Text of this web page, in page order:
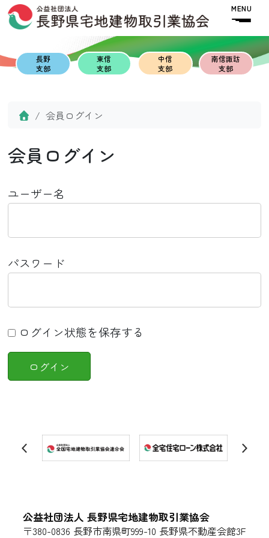
Skip to content
Skip to footer
長野
支部
東信
支部
中信
支部
南信諏訪
支部
Home会員ログイン
会員ログイン
ユーザー名
パスワード
ログイン状態を保存する
公益社団法人 長野県宅地建物取引業協会
〒380-0836 長野市南県町999-10 長野県不動産会館3F
MENU